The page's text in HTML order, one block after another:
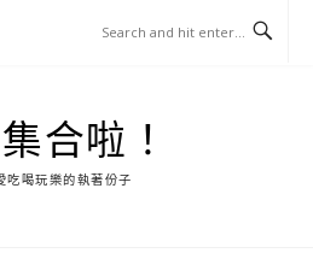
合啦！
吃喝玩樂的執著份子